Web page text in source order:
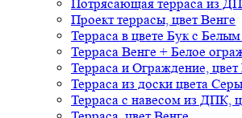
Потрясающая терраса из
Проект террасы, цвет Венге
Терраса в цвете Бук с
Терраса Венге + Белое
Терраса и Ограждение, цвет
Терраса из доски цвета
Терраса с навесом из ДПК,